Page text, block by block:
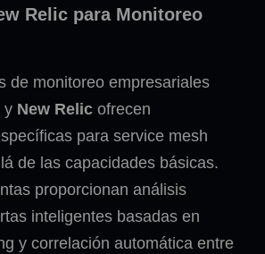
Relic para Monitoreo
de monitoreo empresariales
y New Relic ofrecen
para service mesh
de las capacidades básicas.
proporcionan análisis
inteligentes basadas en
y correlación automática entre